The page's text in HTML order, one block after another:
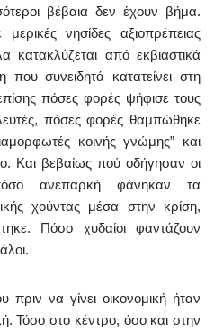
βέβαια δεν έχουν βήμα.
νησίδες αξιοπρέπειας
από εκβιαστικά
συνειδητά κατατείνει στη
πόσες φορές ψήφισε τους
πόσες φορές θαμπώθηκε
κοινής γνώμης” και
Και βεβαίως πού οδήγησαν οι
ανεπαρκή φάνηκαν τα
χούντας μέσα στην κρίση,
Πόσο χυδαίοι φαντάζουν
να γίνει οικονομική ήταν
Τόσο στο κέντρο, όσο και στην